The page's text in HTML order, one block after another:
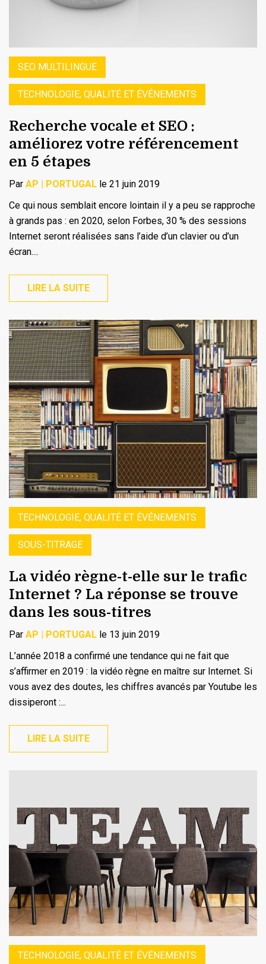
SEO MULTILINGUE
TECHNOLOGIE, QUALITÉ ET ÉVÉNEMENTS
Recherche vocale et SEO :
améliorez votre référencement
en 5 étapes
Par AP | PORTUGAL le 21 juin 2019
Ce qui nous semblait encore lointain il y a peu se rapproche
à grands pas : en 2020, selon Forbes, 30 % des sessions
Internet seront réalisées sans l’aide d’un clavier ou d’un
écran....
LIRE LA SUITE
TECHNOLOGIE, QUALITÉ ET ÉVÉNEMENTS
SOUS-TITRAGE
La vidéo règne-t-elle sur le trafic
Internet ? La réponse se trouve
dans les sous-titres
Par AP | PORTUGAL le 13 juin 2019
L’année 2018 a confirmé une tendance qui ne fait que
s’affirmer en 2019 : la vidéo règne en maître sur Internet. Si
vous avez des doutes, les chiffres avancés par Youtube les
dissiperont :...
LIRE LA SUITE
TECHNOLOGIE, QUALITÉ ET ÉVÉNEMENTS